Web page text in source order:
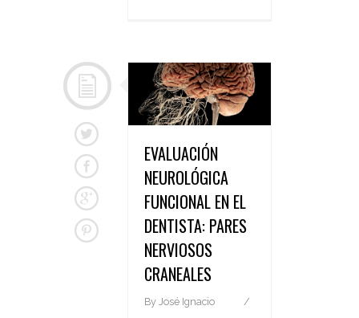
EVALUACIÓN
NEUROLÓGICA
FUNCIONAL EN EL
DENTISTA: PARES
NERVIOSOS
CRANEALES
By José Ignacio